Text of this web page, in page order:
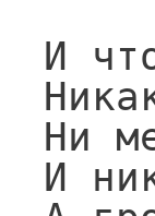
И
Ни
И